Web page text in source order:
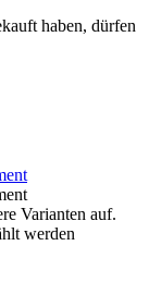
haben, dürfen
Varianten auf.
werden